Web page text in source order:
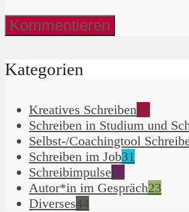
Kategorien
Kreatives Schreiben90
Schreiben in Studium und
Selbst-/Coachingtool
Schreiben im Job31
Schreibimpulse51
Autor*in im Gespräch23
Diverses44